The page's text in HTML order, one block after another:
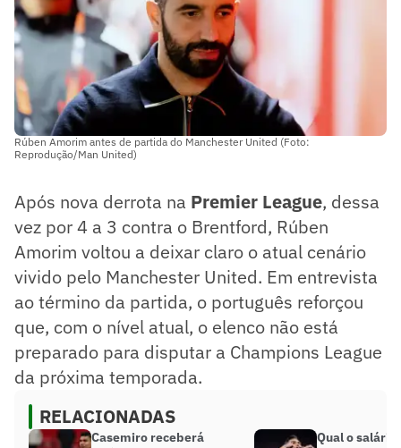
Rúben Amorim antes de partida do Manchester United (Foto:
Reprodução/Man United)
Após nova derrota na Premier League, dessa
vez por 4 a 3 contra o Brentford, Rúben
Amorim voltou a deixar claro o atual cenário
vivido pelo Manchester United. Em entrevista
ao término da partida, o português reforçou
que, com o nível atual, o elenco não está
preparado para disputar a Champions League
da próxima temporada.
RELACIONADAS
Casemiro receberá
Qual o salário